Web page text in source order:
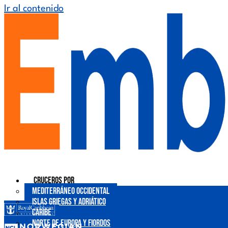
Ir al contenido
Cruceros por
Mediterráneo Occidental
Islas Griegas y Adriático
Caribe
Norte de Europa y Fiordos